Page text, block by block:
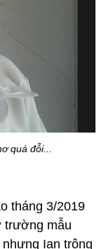
quá đỗi...
tháng 3/2019
trường mẫu
Ian trông